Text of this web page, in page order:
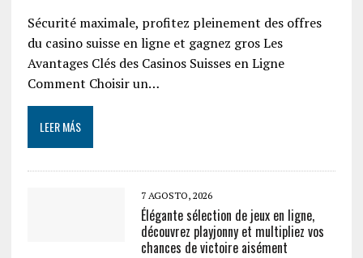
Sécurité maximale, profitez pleinement des offres
du casino suisse en ligne et gagnez gros Les
Avantages Clés des Casinos Suisses en Ligne
Comment Choisir un…
LEER MÁS
7 AGOSTO, 2026
Élégante sélection de jeux en ligne,
découvrez playjonny et multipliez vos
chances de victoire aisément